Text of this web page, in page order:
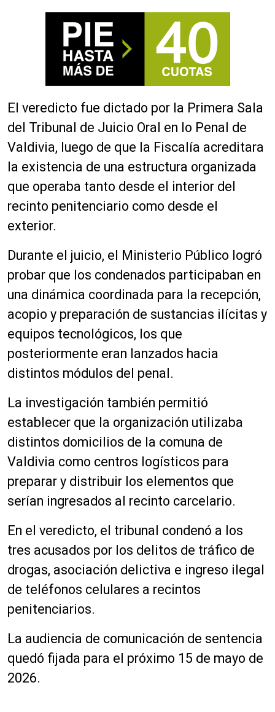
El veredicto fue dictado por la Primera Sala
del Tribunal de Juicio Oral en lo Penal de
Valdivia, luego de que la Fiscalía acreditara
la existencia de una estructura organizada
que operaba tanto desde el interior del
recinto penitenciario como desde el
exterior.
Durante el juicio, el Ministerio Público logró
probar que los condenados participaban en
una dinámica coordinada para la recepción,
acopio y preparación de sustancias ilícitas y
equipos tecnológicos, los que
posteriormente eran lanzados hacia
distintos módulos del penal.
La investigación también permitió
establecer que la organización utilizaba
distintos domicilios de la comuna de
Valdivia como centros logísticos para
preparar y distribuir los elementos que
serían ingresados al recinto carcelario.
En el veredicto, el tribunal condenó a los
tres acusados por los delitos de tráfico de
drogas, asociación delictiva e ingreso ilegal
de teléfonos celulares a recintos
penitenciarios.
La audiencia de comunicación de sentencia
quedó fijada para el próximo 15 de mayo de
2026.